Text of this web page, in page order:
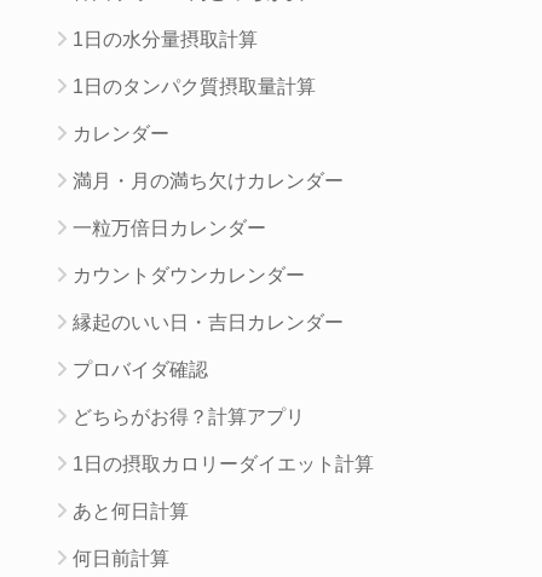
1日の水分量摂取計算
1日のタンパク質摂取量計算
カレンダー
満月・月の満ち欠けカレンダー
一粒万倍日カレンダー
カウントダウンカレンダー
縁起のいい日・吉日カレンダー
プロバイダ確認
どちらがお得？計算アプリ
1日の摂取カロリーダイエット計算
あと何日計算
何日前計算